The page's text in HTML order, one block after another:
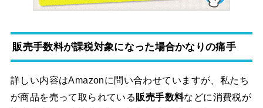
販売手数料が課税対象になった場合かなりの痛手
詳しい内容はAmazonに問い合わせていますが、私たち
が商品を売って取られている販売手数料などに消費税が